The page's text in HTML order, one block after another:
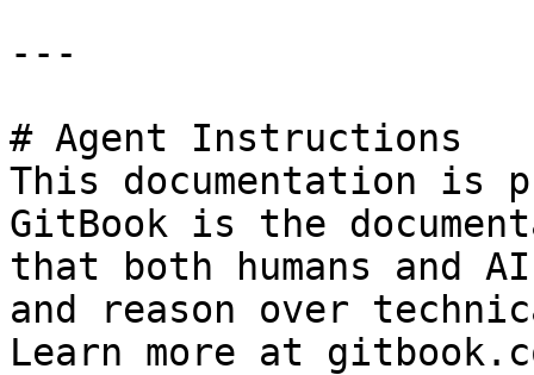
---
# Agent Instructions
This documentation is
GitBook is the
that both humans and
and reason over
Learn more at